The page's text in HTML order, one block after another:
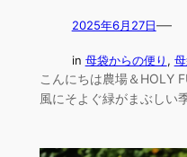
2025年6月27日—
in 母袋からの便り ,
こんにちは農場＆HOLY
風にそよぐ緑がまぶしい